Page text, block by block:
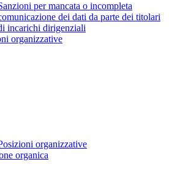
per mancata o incompleta
dei dati da parte dei titolari
incarichi dirigenziali
organizzative
organizzative
organica